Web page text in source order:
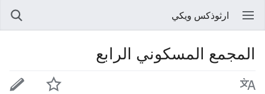
ارثوذكس ويكي
المجمع المسكوني الرابع